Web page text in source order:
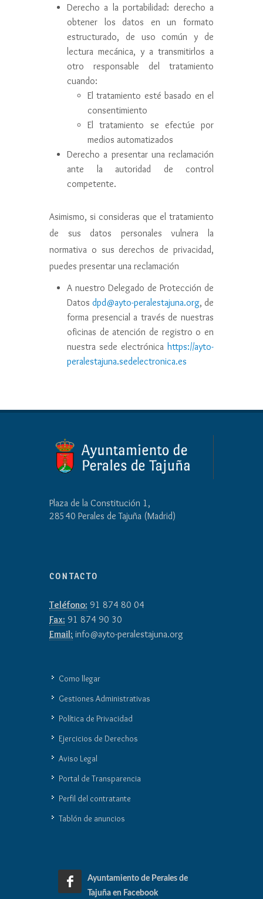
Derecho a la portabilidad: derecho a
obtener los datos en un formato
estructurado, de uso común y de
lectura mecánica, y a transmitirlos a
otro responsable del tratamiento
cuando:
El tratamiento esté basado en el
consentimiento
El tratamiento se efectúe por
medios automatizados
Derecho a presentar una reclamación
ante la autoridad de control
competente.
Asimismo, si consideras que el tratamiento
de sus datos personales vulnera la
normativa o sus derechos de privacidad,
puedes presentar una reclamación
A nuestro Delegado de Protección de
Datos dpd@ayto-peralestajuna.org, de
forma presencial a través de nuestras
oficinas de atención de registro o en
nuestra sede electrónica https://ayto-
peralestajuna.sedelectronica.es
Plaza de la Constitución 1,
28540 Perales de Tajuña (Madrid)
CONTACTO
Teléfono: 91 874 80 04
Fax: 91 874 90 30
Email: info@ayto-peralestajuna.org
Como llegar
Gestiones Administrativas
Política de Privacidad
Ejercicios de Derechos
Aviso Legal
Portal de Transparencia
Perfil del contratante
Tablón de anuncios
Ayuntamiento de Perales de
Tajuña en Facebook